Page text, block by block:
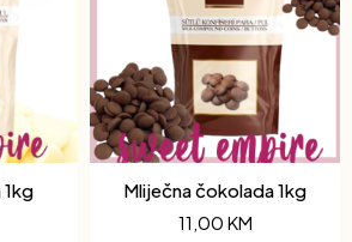
Mliječna čokolada 1kg
11,00 KM